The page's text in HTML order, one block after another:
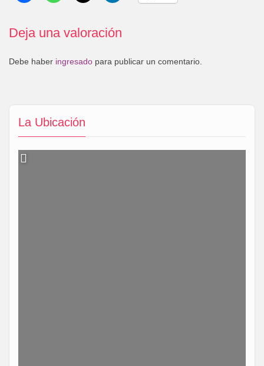
La Ubicación
Deja una valoración
Debe haber ingresado para publicar un comentario.